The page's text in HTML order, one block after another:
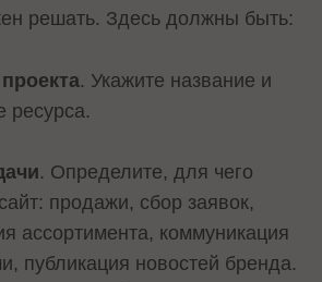
решать. Здесь должны быть:
. Укажите название и
ресурса.
. Определите, для чего
продажи, сбор заявок,
ассортимента, коммуникация
публикация новостей бренда.